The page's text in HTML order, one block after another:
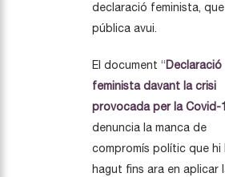
declaració feminista,
pública avui.
El document “Declaració
feminista davant la crisi
provocada per la Covid-
denuncia la manca de
compromís polític que hi
hagut fins ara en aplicar